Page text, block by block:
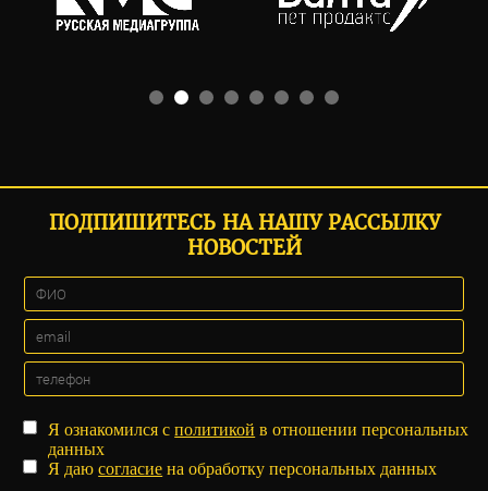
ПОДПИШИТЕСЬ НА НАШУ РАССЫЛКУ
НОВОСТЕЙ
Я ознакомился сполитикой в отношении персональных
данных
Я даюсогласие на обработку персональных данных